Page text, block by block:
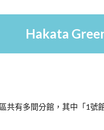
Hakata
共有多間分館，其中「1號